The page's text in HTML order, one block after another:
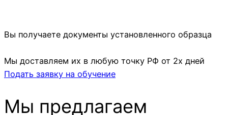
Вы получаете документы установленного образца
Мы доставляем их в любую точку РФ от 2х дней
Подать заявку на обучение
Мы предлагаем